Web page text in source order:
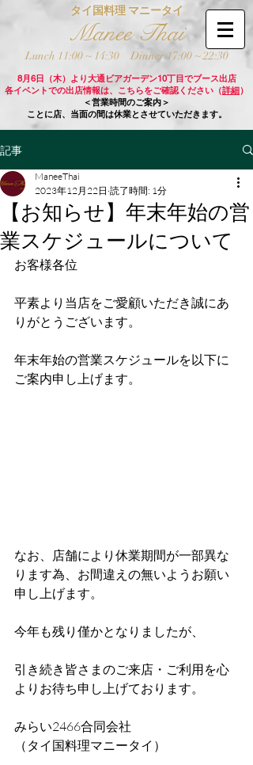
タイ国料理 マニータイ
Manee Thai
Lunch 11:00 ~ 14:30Dinner 17:00 ~ 22:30
8月6日（木）より大通ビアガーデン10丁目でブース出店
各イベントでの出店情報は、こちらをご確認ください（詳細）
＜営業時間のご案内＞
ことに店、当面の間は休業とさせていただきます。
記事
【お知らせ】年末年始の営
業スケジュールについて
ManeeThai
2023年12月22日 読了時間: 1分
お客様各位
平素より当店をご愛顧いただき誠にあ
りがとうございます。
年末年始の営業スケジュールを以下に
ご案内申し上げます。
なお、店舗により休業期間が一部異な
ります為、お間違えの無いようお願い
申し上げます。
今年も残り僅かとなりましたが、
引き続き皆さまのご来店・ご利用を心
よりお待ち申し上げております。
みらい2466合同会社
（タイ国料理マニータイ）